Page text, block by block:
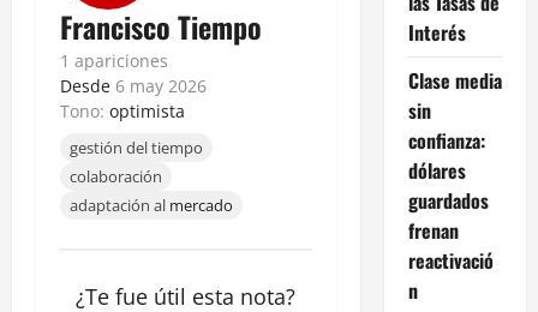
Francisco Tiempo
1 apariciones
Desde 6 may 2026
Tono: optimista
gestión del tiempo
colaboración
adaptación al mercado
¿Te fue útil esta nota?
Interés
Clase media
sin
confianza:
dólares
guardados
frenan
reactivació
n